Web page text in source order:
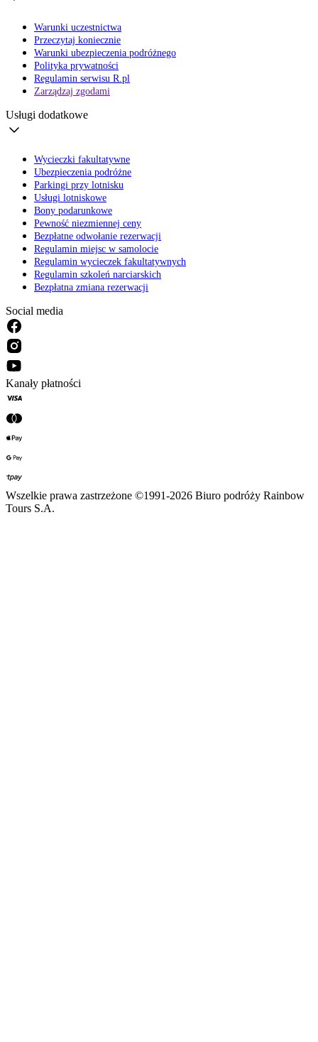
Warunki uczestnictwa
Przeczytaj koniecznie
Warunki ubezpieczenia podróżnego
Polityka prywatności
Regulamin serwisu R.pl
Zarządzaj zgodami
Usługi dodatkowe
Wycieczki fakultatywne
Ubezpieczenia podróżne
Parkingi przy lotnisku
Usługi lotniskowe
Bony podarunkowe
Pewność niezmiennej ceny
Bezpłatne odwołanie rezerwacji
Regulamin miejsc w samolocie
Regulamin wycieczek fakultatywnych
Regulamin szkoleń narciarskich
Bezpłatna zmiana rezerwacji
Social media
Kanały płatności
Wszelkie prawa zastrzeżone ©1991-2026 Biuro podróży Rainbow
Tours S.A.